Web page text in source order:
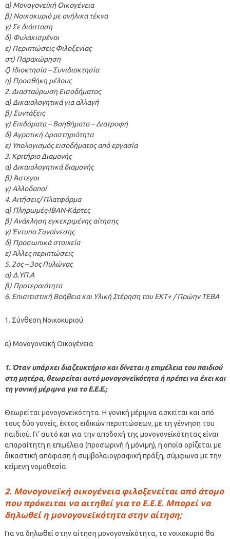
α) Μονογονεϊκή Οικογένεια
β) Νοικοκυριό με ανήλικα τέκνα
γ) Σε διάσταση
δ) Φυλακισμένοι
ε) Περιπτώσεις Φιλοξενίας
στ) Παραχώρηση
ζ) Ιδιοκτησία – Συνιδιοκτησία
η) Προσθήκη μέλους
2. Διασταύρωση Εισοδήματος
α) Δικαιολογητικά για αλλαγή
β) Συντάξεις
γ) Επιδόματα – Βοηθήματα – Διατροφή
δ) Αγροτική Δραστηριότητα
ε) Υπολογισμός εισοδήματος από εργασία
3. Κριτήριο Διαμονής
α) Δικαιολογητικά διαμονής
β) Άστεγοι
γ) Αλλοδαποί
4. Αιτήσεις/ Πλατφόρμα
α) Πληρωμές-ΙΒΑΝ-Κάρτες
β) Ανάκληση εγκεκριμένης αίτησης
γ) Έντυπο Συναίνεσης
δ) Προσωπικά στοιχεία
ε) Άλλες περιπτώσεις
5. 2ος – 3ος Πυλώνας
α) Δ.ΥΠ.Α
β) Προτεραιότητα
6. Επισιτιστική Βοήθεια και Υλική Στέρηση του ΕΚΤ+ / Πρώην ΤΕΒΑ
1. Σύνθεση Νοικοκυριού
α) Μονογονεϊκή Οικογένεια
1. Όταν υπάρχει διαζευκτήριο και δίνεται η επιμέλεια του παιδιού
στη μητέρα, θεωρείται αυτό μονογονεϊκότητα ή πρέπει να έχει και
τη γονική μέριμνα για το Ε.Ε.Ε.;
Θεωρείται μονογονεϊκότητα. Η γονική μέριμνα ασκείται και από
τους δύο γονείς, έκτος ειδικών περιπτώσεων, με τη γέννηση του
παιδιού. Γι’ αυτό και για την αποδοχή της μονογονεϊκότητας είναι
απαραίτητη η επιμέλεια (προσωρινή ή μόνιμη), η οποία ορίζεται με
δικαστική απόφαση ή συμβολαιογραφική πράξη, σύμφωνα με την
κείμενη νομοθεσία.
2. Μονογονεϊκή οικογένεια φιλοξενείται από άτομο
που πρόκειται να αιτηθεί για το Ε.Ε.Ε. Μπορεί να
δηλωθεί η μονογονεϊκότητα στην αίτηση;
Για να δηλωθεί στην αίτηση μονογονεϊκότητα, το νοικοκυριό θα